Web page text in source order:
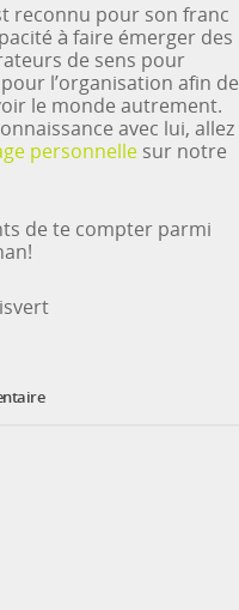
reconnu pour son franc
à faire émerger des
de sens pour
l’organisation afin de
le monde autrement.
avec lui, allez
personnelle sur notre
de te compter parmi